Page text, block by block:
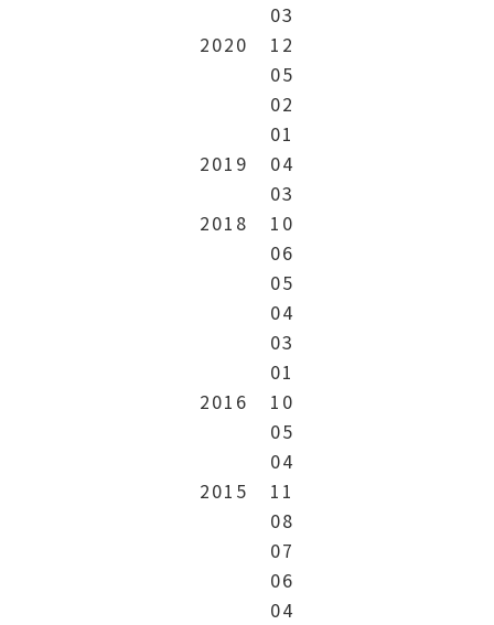
03
2020
12
05
02
01
2019
04
03
2018
10
06
05
04
03
01
2016
10
05
04
2015
11
08
07
06
04